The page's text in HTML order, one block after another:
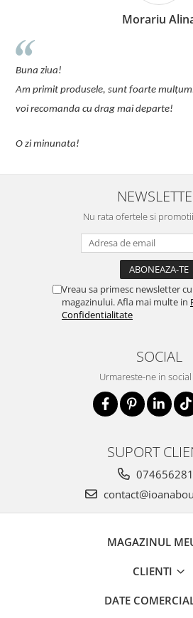
Morariu
Buna ziua!
Am primit produsele, sunt foarte
voi recomanda cu drag mai departe!
O zi minunata!
Nu rata ofertele si
Vreau sa primesc newsletter
magazinului. Afla mai multe in
Confidentialitate
SOCIAL
Urmareste-ne in
SUPORT
MAGAZINUL
CLIENTI
DATE